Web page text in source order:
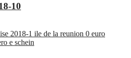
10